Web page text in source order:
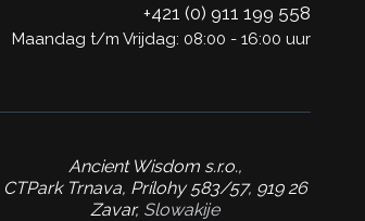
+421 (0) 911 199 558
Maandag t/m Vrijdag: 08:00 - 16:00 uur
Ancient Wisdom s.r.o.,
CTPark Trnava, Prílohy 583/57, 919 26
Zavar, Slowakije